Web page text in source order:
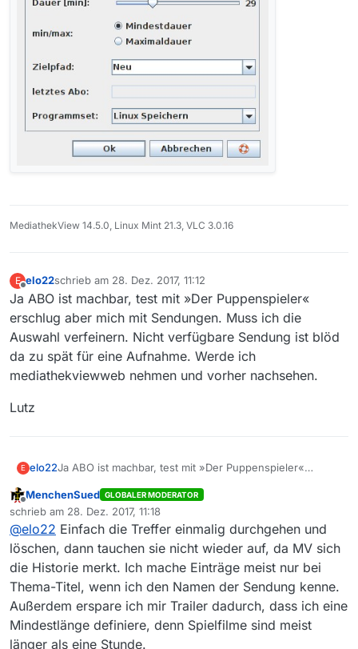
MediathekView 14.5.0, Linux Mint 21.3, VLC 3.0.16
E
Offline
elo22schrieb am 28. Dez. 2017, 11:12
zuletzt editiert von
Ja ABO ist machbar, test mit »Der Puppenspieler«
erschlug aber mich mit Sendungen. Muss ich die
Auswahl verfeinern. Nicht verfügbare Sendung ist blöd
da zu spät für eine Aufnahme. Werde ich
mediathekviewweb nehmen und vorher nachsehen.
Lutz
E elo22Ja ABO ist machbar, test mit »Der Puppenspieler«
Auswahl verfeinern. Nicht verfügbare Sendung ist blöd
da zu spät für eine Aufnahme. Werde ich
mediathekviewweb nehmen und vorher nachsehen.
Lutz
Offline
MenchenSued GLOBALER MODERATOR
schrieb am 28. Dez. 2017, 11:18
zuletzt editiert von
@elo22 Einfach die Treffer einmalig durchgehen und
löschen, dann tauchen sie nicht wieder auf, da MV sich
die Historie merkt. Ich mache Einträge meist nur bei
Thema-Titel, wenn ich den Namen der Sendung kenne.
Außerdem erspare ich mir Trailer dadurch, dass ich eine
Mindestlänge definiere, denn Spielfilme sind meist
länger als eine Stunde.